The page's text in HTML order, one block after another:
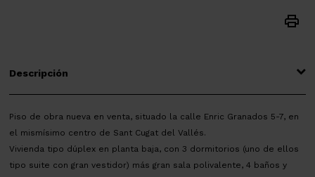
Descripción
Piso de obra nueva en venta, situado la calle Enric Granados 5-7, en
el mismísimo centro de Sant Cugat del Vallés.
Vivienda tipo dúplex en planta baja, con 3 dormitorios (uno de ellos
tipo suite con gran vestidor) más gran sala polivalente, 4 baños y